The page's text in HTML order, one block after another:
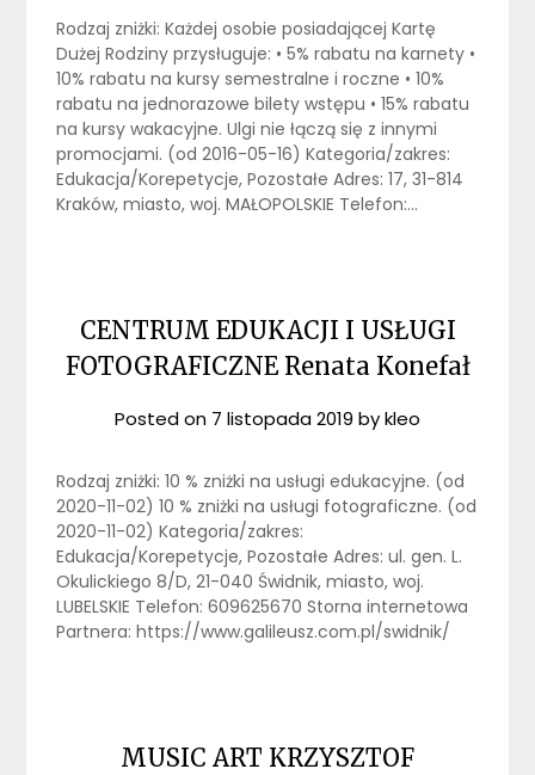
Rodzaj zniżki: Każdej osobie posiadającej Kartę
Dużej Rodziny przysługuje: • 5% rabatu na karnety •
10% rabatu na kursy semestralne i roczne • 10%
rabatu na jednorazowe bilety wstępu • 15% rabatu
na kursy wakacyjne. Ulgi nie łączą się z innymi
promocjami. (od 2016-05-16) Kategoria/zakres:
Edukacja/Korepetycje, Pozostałe Adres: 17, 31-814
Kraków, miasto, woj. MAŁOPOLSKIE Telefon:…
CENTRUM EDUKACJI I USŁUGI
FOTOGRAFICZNE Renata Konefał
Posted on 7 listopada 2019 bykleo
Rodzaj zniżki: 10 % zniżki na usługi edukacyjne. (od
2020-11-02) 10 % zniżki na usługi fotograficzne. (od
2020-11-02) Kategoria/zakres:
Edukacja/Korepetycje, Pozostałe Adres: ul. gen. L.
Okulickiego 8/D, 21-040 Świdnik, miasto, woj.
LUBELSKIE Telefon: 609625670 Storna internetowa
Partnera: https://www.galileusz.com.pl/swidnik/
MUSIC ART KRZYSZTOF